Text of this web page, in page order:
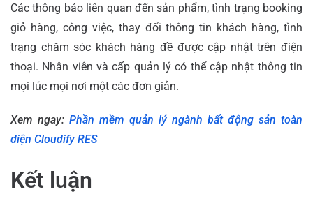
Các thông báo liên quan đến sản phẩm, tình trạng booking
giỏ hàng, công việc, thay đổi thông tin khách hàng, tình
trạng chăm sóc khách hàng đề được cập nhật trên điện
thoại. Nhân viên và cấp quản lý có thể cập nhật thông tin
mọi lúc mọi nơi một các đơn giản.
Xem ngay: Phần mềm quản lý ngành bất động sản toàn
diện Cloudify RES
Kết luận